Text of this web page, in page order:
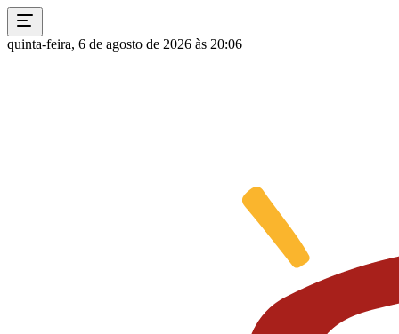
quinta-feira, 6 de agosto de 2026 às 20:06